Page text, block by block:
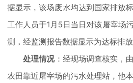
据显示，该场废水均达到国家排放
工作人员于1月5日当日对该屠宰场
测，经监测报告数据显示为达标排放
处理情况： 经现场调查核实，
农田靠近屠宰场的污水处理站，他